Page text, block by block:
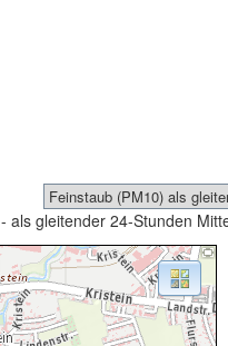
- als gleitender 24-Stunden